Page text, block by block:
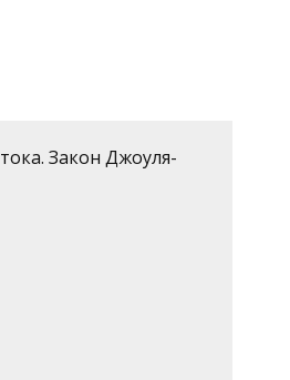
Закон Джоуля-